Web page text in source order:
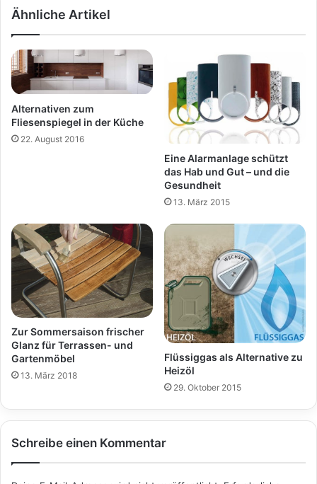
Ähnliche Artikel
Alternativen zum
Fliesenspiegel in der Küche
22. August 2016
Eine Alarmanlage schützt
das Hab und Gut – und die
Gesundheit
13. März 2015
Zur Sommersaison frischer
Glanz für Terrassen- und
Gartenmöbel
13. März 2018
Flüssiggas als Alternative zu
Heizöl
29. Oktober 2015
Schreibe einen Kommentar